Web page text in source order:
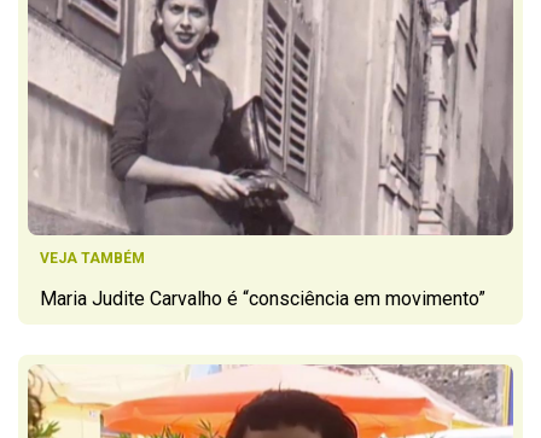
VEJA TAMBÉM
Maria Judite Carvalho é “consciência em movimento”